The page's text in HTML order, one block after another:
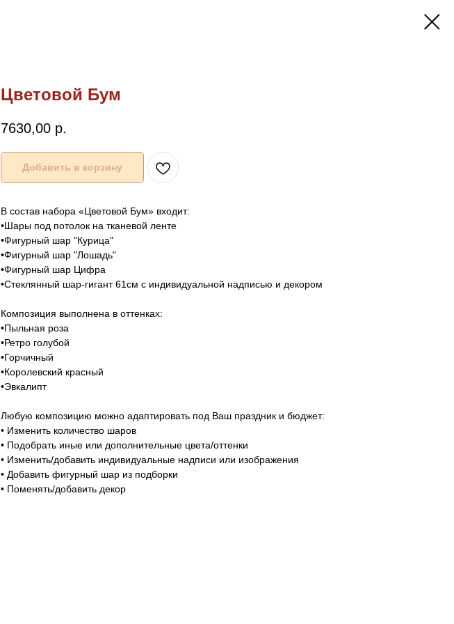
Цветовой Бум
7630,00 р.
Добавить в корзину
В состав набора «Цветовой Бум» входит:
•Шары под потолок на тканевой ленте
•Фигурный шар "Курица"
•Фигурный шар "Лошадь"
•Фигурный шар Цифра
•Стеклянный шар-гигант 61см с индивидуальной надписью и декором
Композиция выполнена в оттенках:
•Пыльная роза
•Ретро голубой
•Горчичный
•Королевский красный
•Эвкалипт
Любую композицию можно адаптировать под Ваш праздник и бюджет:
• Изменить количество шаров
• Подобрать иные или дополнительные цвета/оттенки
• Изменить/добавить индивидуальные надписи или изображения
• Добавить фигурный шар из подборки
• Поменять/добавить декор